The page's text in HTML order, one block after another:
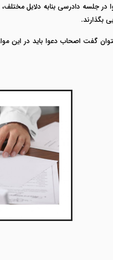
جلسه دادرسی بنابه دلایل
بگذارند.
گفت اصحاب دعوا باید در این